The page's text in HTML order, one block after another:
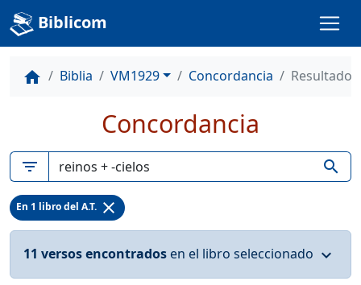
Biblicom
home Biblia VM1929 Concordancia Resultados
Concordancia
filter_list search
En 1 libro del A.T. close
11 versos encontrados en el libro seleccionado expand_more